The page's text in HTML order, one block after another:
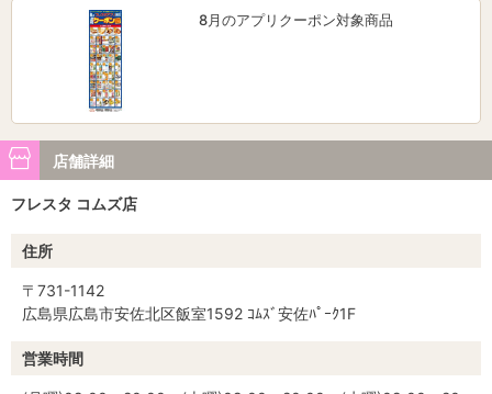
8月のアプリクーポン対象商品
店舗詳細
フレスタ コムズ店
住所
〒731-1142
広島県広島市安佐北区飯室1592 ｺﾑｽﾞ安佐ﾊﾟｰｸ1F
営業時間